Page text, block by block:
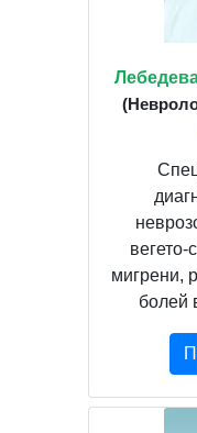
вегето-
мигрени,
болей